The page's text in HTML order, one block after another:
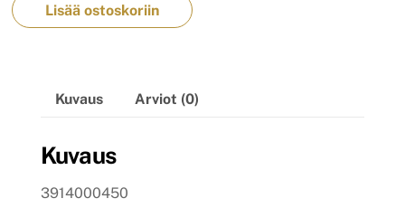
Lisää ostoskoriin
Kuvaus Arviot (0)
Kuvaus
3914000450